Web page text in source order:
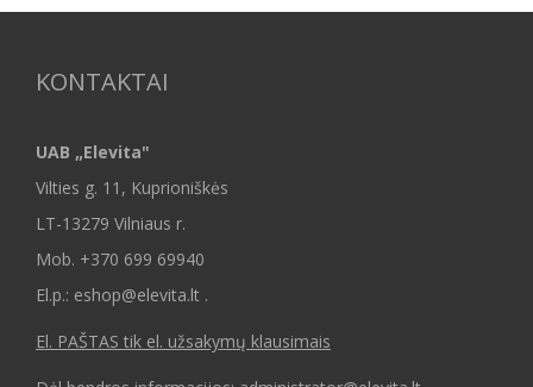
KONTAKTAI
UAB „Elevita"
Vilties g. 11, Kuprioniškės
LT-13279 Vilniaus r.
Mob. +370 699 69940
El.p.: eshop@elevita.lt .
El. PAŠTAS tik el. užsakymų klausimais